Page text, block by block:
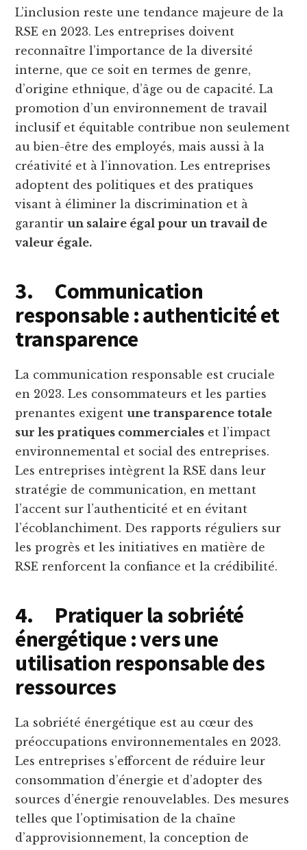
L’inclusion reste une tendance majeure de la
RSE en 2023. Les entreprises doivent
reconnaître l’importance de la diversité
interne, que ce soit en termes de genre,
d’origine ethnique, d’âge ou de capacité. La
promotion d’un environnement de travail
inclusif et équitable contribue non seulement
au bien-être des employés, mais aussi à la
créativité et à l’innovation. Les entreprises
adoptent des politiques et des pratiques
visant à éliminer la discrimination et à
garantirun salaire égal pour un travail de
valeur égale.
3.
Communication
responsable : authenticité et
transparence
La communication responsable est cruciale
en 2023. Les consommateurs et les parties
prenantes exigentune transparence totale
sur les pratiques commerciales et l’impact
environnemental et social des entreprises.
Les entreprises intègrent la RSE dans leur
stratégie de communication, en mettant
l’accent sur l’authenticité et en évitant
l’écoblanchiment. Des rapports réguliers sur
les progrès et les initiatives en matière de
RSE renforcent la confiance et la crédibilité.
4.
Pratiquer la sobriété
énergétique : vers une
utilisation responsable des
ressources
La sobriété énergétique est au cœur des
préoccupations environnementales en 2023.
Les entreprises s’efforcent de réduire leur
consommation d’énergie et d’adopter des
sources d’énergie renouvelables. Des mesures
telles que l’optimisation de la chaîne
d’approvisionnement, la conception de